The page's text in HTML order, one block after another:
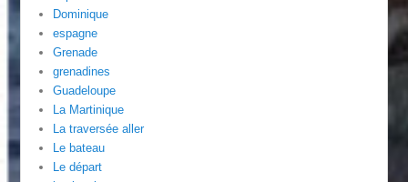
Dominique
espagne
Grenade
grenadines
Guadeloupe
La Martinique
La traversée aller
Le bateau
Le départ